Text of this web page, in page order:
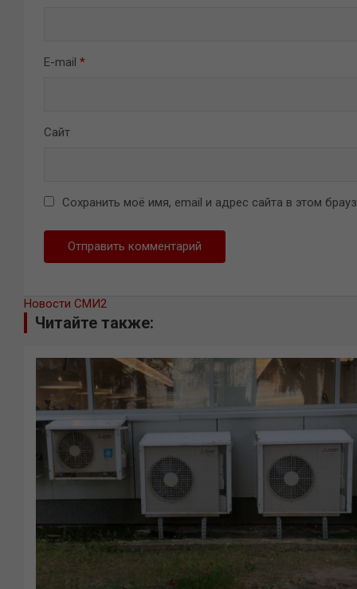
E-mail *
Сайт
Сохранить моё имя, email и адрес сайта в этом
Новости СМИ2
Читайте также: